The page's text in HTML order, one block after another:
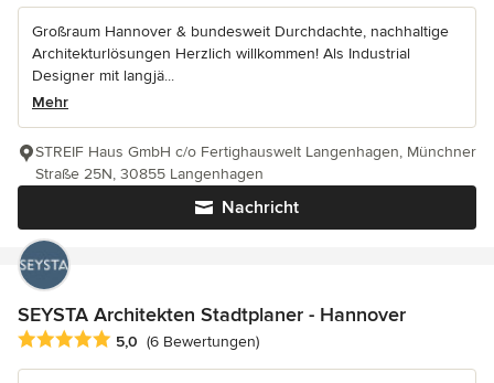
Großraum Hannover & bundesweit Durchdachte, nachhaltige
Architekturlösungen Herzlich willkommen! Als Industrial
Designer mit langjä...
Mehr
Nachricht
STREIF Haus GmbH c/o Fertighauswelt Langenhagen, Münchner
Straße 25N, 30855 Langenhagen
SEYSTA Architekten Stadtplaner - Hannover
Durchschnittliche Bewertung: 5 von 5 Sternen
5,0 (6 Bewertungen)